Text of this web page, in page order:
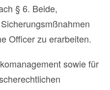
§ 6. Beide,
Officer zu erarbeiten.
sowie für